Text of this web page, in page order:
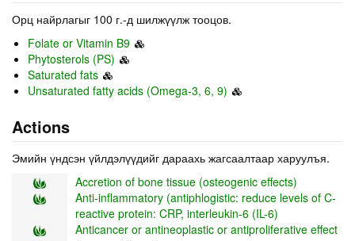
Орц найрлагыг 100 г.-д шилжүүлж тооцов.
Folate or Vitamin B9
Phytosterols (PS)
Saturated fats
Unsaturated fatty acids (Omega-3, 6, 9)
Actions
Эмийн үндсэн үйлдэлүүдийг дараахь жагсаалтаар харуулъя.
Accretion of bone tissue (osteogenic effects)
Anti-inflammatory (antiphlogistic: reduce levels of C-
reactive protein: CRP, interleukin-6 (IL-6)
Anticancer or antineoplastic or antiproliferative effect